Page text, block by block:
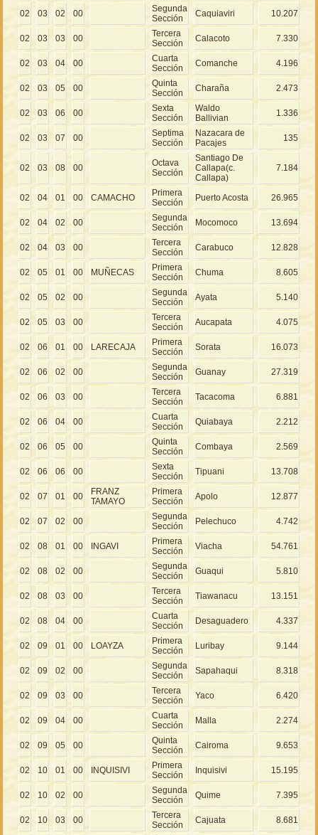
02 03 02 00
Segunda
Sección
Caquiaviri 10.207
02 03 03 00
Tercera
Sección
Calacoto 7.330
02 03 04 00
Cuarta
Sección
Comanche 4.196
02 03 05 00
Quinta
Sección
Charaña 2.473
02 03 06 00
Sexta
Sección
Waldo
Ballivian
1.336
02 03 07 00
Septima
Sección
Nazacara de
Pacajes
135
02 03 08 00
Octava
Sección
Santiago De
Callapa(c.
Callapa)
7.184
02 04 01 00 CAMACHO
Primera
Sección
Puerto Acosta 26.965
02 04 02 00
Segunda
Sección
Mocomoco 13.694
02 04 03 00
Tercera
Sección
Carabuco 12.828
02 05 01 00 MUÑECAS
Primera
Sección
Chuma 8.605
02 05 02 00
Segunda
Sección
Ayata 5.140
02 05 03 00
Tercera
Sección
Aucapata 4.075
02 06 01 00 LARECAJA
Primera
Sección
Sorata 16.073
02 06 02 00
Segunda
Sección
Guanay 27.319
02 06 03 00
Tercera
Sección
Tacacoma 6.881
02 06 04 00
Cuarta
Sección
Quiabaya 2.212
02 06 05 00
Quinta
Sección
Combaya 2.569
02 06 06 00
Sexta
Sección
Tipuani 13.708
02 07 01 00
FRANZ
TAMAYO
Primera
Sección
Apolo 12.877
02 07 02 00
Segunda
Sección
Pelechuco 4.742
02 08 01 00 INGAVI
Primera
Sección
Viacha 54.761
02 08 02 00
Segunda
Sección
Guaqui 5.810
02 08 03 00
Tercera
Sección
Tiawanacu 13.151
02 08 04 00
Cuarta
Sección
Desaguadero 4.337
02 09 01 00 LOAYZA
Primera
Sección
Luribay 9.144
02 09 02 00
Segunda
Sección
Sapahaqui 8.318
02 09 03 00
Tercera
Sección
Yaco 6.420
02 09 04 00
Cuarta
Sección
Malla 2.274
02 09 05 00
Quinta
Sección
Cairoma 9.653
02 10 01 00 INQUISIVI
Primera
Sección
Inquisivi 15.195
02 10 02 00
Segunda
Sección
Quime 7.395
02 10 03 00
Tercera
Sección
Cajuata 8.681